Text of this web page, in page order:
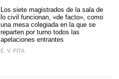
Los siete magistrados de la sala de
lo civil funcionan, «de facto», como
una mesa colegiada en la que se
reparten por turno todos las
apelaciones entrantes
E. V. PITA